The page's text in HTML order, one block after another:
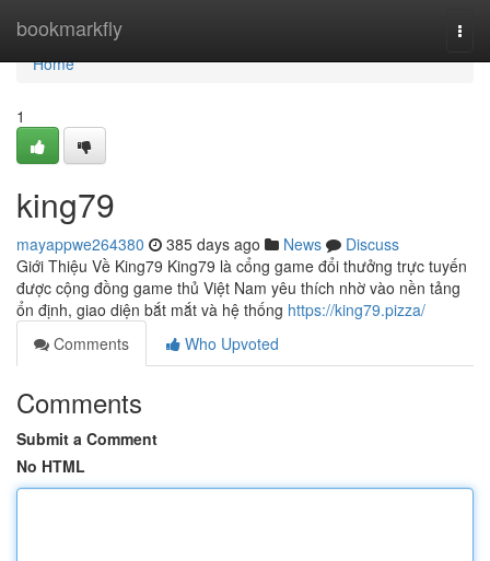
bookmarkfly
Home
Home
1
king79
mayappwe264380 385 days ago News
Discuss
Giới Thiệu Về King79 King79 là cổng game đổi thưởng trực tuyến
được cộng đồng game thủ Việt Nam yêu thích nhờ vào nền tảng
ổn định, giao diện bắt mắt và hệ thống https://king79.pizza/
Comments
Who Upvoted
Comments
Submit a Comment
No HTML